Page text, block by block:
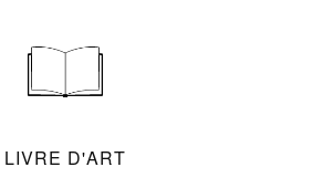
LIVRE D'ART